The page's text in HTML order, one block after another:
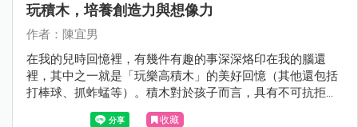
玩積木，培養創造力與想像力
作者：陳宜男
在我的兒時回憶裡，有幾件有趣的事深深烙印在我的腦還
裡，其中之一就是「玩樂高積木」的美好回憶（其他還包括
打棒球、抓蚱蜢等）。積木對於孩子而言，具有不可抗拒的
魔力，甚至連正在閱讀這篇文章的您都難以招架。玩積木的
收藏